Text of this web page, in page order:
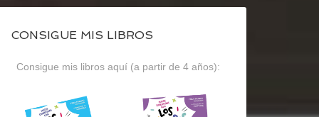
CONSIGUE MIS LIBROS
Consigue mis libros aquí (a partir de 4 años):